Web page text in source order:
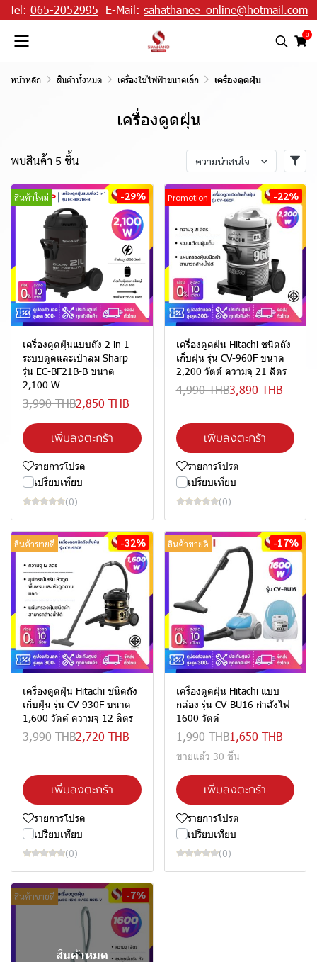
Tel: 065-2052995 E-Mail: sahathanee_online@hotmail.com
0
หน้าหลัก สินค้าทั้งหมด เครื่องใช้ไฟฟ้าขนาดเล็ก เครื่องดูดฝุ่น
เครื่องดูดฝุ่น
พบสินค้า 5 ชิ้น ความน่าสนใจ
สินค้าใหม่ -29%
เครื่องดูดฝุ่นแบบถัง 2 in 1
ระบบดูดและเป่าลม Sharp
รุ่น EC-BF21B-B ขนาด
2,100 W
3,990 THB2,850 THB
เพิ่มลงตะกร้า
รายการโปรด
เปรียบเทียบ
(0)
Promotion -22%
เครื่องดูดฝุ่น Hitachi ชนิดถัง
เก็บฝุ่น รุ่น CV-960F ขนาด
2,200 วัตต์ ความจุ 21 ลิตร
4,990 THB3,890 THB
เพิ่มลงตะกร้า
รายการโปรด
เปรียบเทียบ
(0)
สินค้าขายดี -32%
เครื่องดูดฝุ่น Hitachi ชนิดถัง
เก็บฝุ่น รุ่น CV-930F ขนาด
1,600 วัตต์ ความจุ 12 ลิตร
3,990 THB2,720 THB
เพิ่มลงตะกร้า
รายการโปรด
เปรียบเทียบ
(0)
สินค้าขายดี -17%
เครื่องดูดฝุ่น Hitachi แบบ
กล่อง รุ่น CV-BU16 กำลังไฟ
1600 วัตต์
1,990 THB1,650 THB
ขายแล้ว 30 ชิ้น
เพิ่มลงตะกร้า
รายการโปรด
เปรียบเทียบ
(0)
สินค้าขายดี -7%
สินค้าหมด